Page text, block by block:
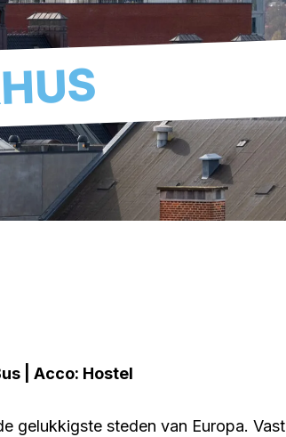
| Acco: Hostel
gelukkigste steden van Europa. Vast